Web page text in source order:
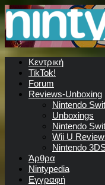
Κεντρική
TikTok!
Forum
Reviews-Unboxing
Nintendo
Unboxings
Nintendo
Wii U
Nintendo
Άρθρα
Nintypedia
Εγγραφή